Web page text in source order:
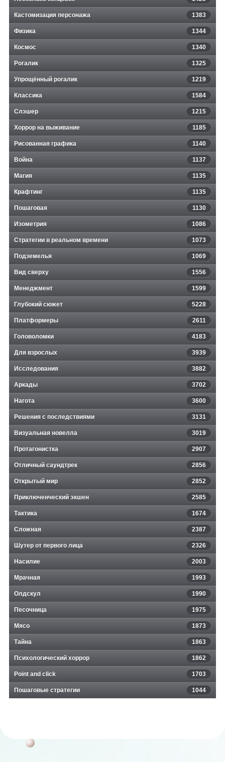
Кастомизация персонажа 1383
Физика 1344
Космос 1340
Рогалик 1325
Упрощённый рогалик 1219
Классика 1584
Слэшер 1215
Хоррор на выживание 1185
Рисованная графика 1140
Война 1137
Магия 1135
Крафтинг 1135
Пошаговая 1130
Изометрия 1086
Стратегии в реальном времени 1073
Подземелья 1069
Вид сверху 1556
Менеджмент 1599
Глубокий сюжет 5228
Платформеры 2611
Головоломки 4183
Для взрослых 3939
Исследования 3882
Аркады 3702
Нагота 3600
Решения с последствиями 3131
Визуальная новелла 3019
Протагонистка 2907
Отличный саундтрек 2856
Открытый мир 2852
Приключенческий экшен 2585
Тактика 1674
Сложная 2387
Шутер от первого лица 2326
Насилие 2003
Мрачная 1993
Олдскул 1990
Песочница 1975
Мясо 1873
Тайна 1863
Психологический хоррор 1862
Point and click 1703
Пошаговые стратегии 1044